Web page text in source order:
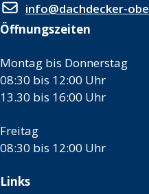
info@dachdecker-
Öffnungszeiten
Montag bis Donnerstag
08:30 bis 12:00 Uhr
13.30 bis 16:00 Uhr
Freitag
08:30 bis 12:00 Uhr
Links